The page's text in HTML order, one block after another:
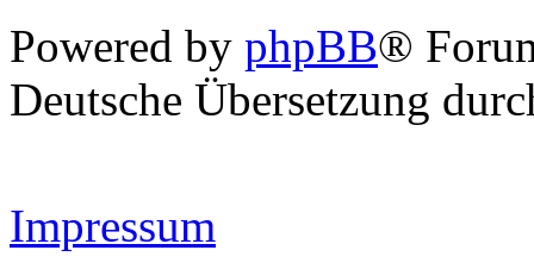
Powered by phpBB®
Deutsche Übersetzung
Impressum